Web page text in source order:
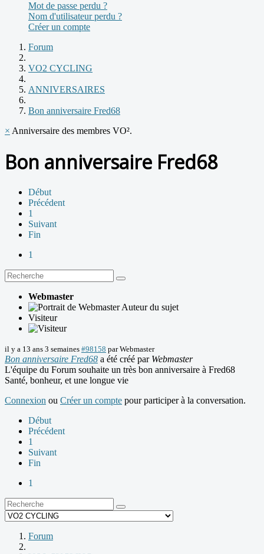
Mot de passe perdu ?
Nom d'utilisateur perdu ?
Créer un compte
Forum
VO2 CYCLING
ANNIVERSAIRES
Bon anniversaire Fred68
× Anniversaire des membres VO².
Bon anniversaire Fred68
Début
Précédent
1
Suivant
Fin
1
Webmaster
Auteur du sujet
Visiteur
il y a 13 ans 3 semaines #98158 parWebmaster
Bon anniversaire Fred68 a été créé par Webmaster
L'équipe du Forum souhaite un très bon anniversaire à Fred68
Santé, bonheur, et une longue vie
Connexion ou Créer un compte pour participer à la conversation.
Début
Précédent
1
Suivant
Fin
1
Forum